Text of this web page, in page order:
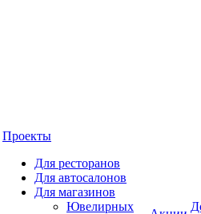
Проекты
Для ресторанов
Для автосалонов
Для магазинов
Ювелирных